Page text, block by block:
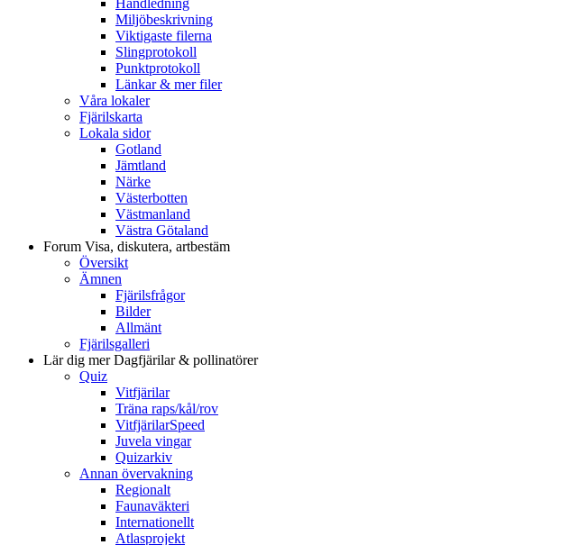
Miljöbeskrivning
Viktigaste filerna
Slingprotokoll
Punktprotokoll
Länkar & mer filer
Våra lokaler
Fjärilskarta
Lokala sidor
Gotland
Jämtland
Närke
Västerbotten
Västmanland
Västra Götaland
Forum Visa, diskutera, artbestäm
Översikt
Ämnen
Fjärilsfrågor
Bilder
Allmänt
Fjärilsgalleri
Lär dig merDagfjärilar & pollinatörer
Quiz
Vitfjärilar
Träna raps/kål/rov
VitfjärilarSpeed
Juvela vingar
Quizarkiv
Annan övervakning
Regionalt
Faunaväkteri
Internationellt
Atlasprojekt